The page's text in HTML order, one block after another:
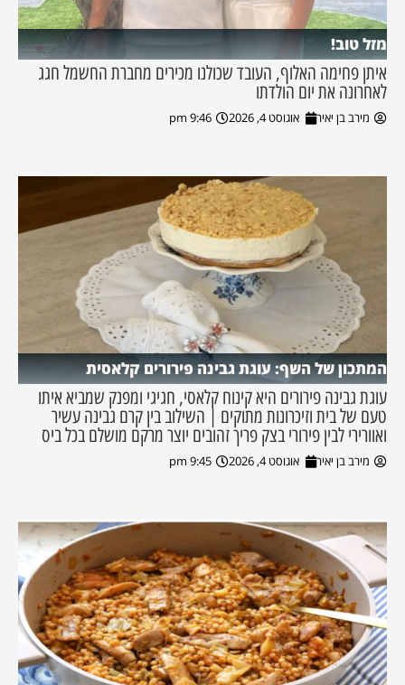
מזל טוב!
איתן פחימה האלוף, העובד שכולנו מכירים מחברת החשמל חגג
לאחרונה את יום הולדתו
מירב בן יאיר אוגוסט 4, 2026 9:46 pm
המתכון של השף: עוגת גבינה פירורים קלאסית
עוגת גבינה פירורים היא קינוח קלאסי, חגיגי ומפנק שמביא איתו
טעם של בית וזיכרונות מתוקים | השילוב בין קרם גבינה עשיר
ואוורירי לבין פירורי בצק פריך זהובים יוצר מרקם מושלם בכל ביס
מירב בן יאיר אוגוסט 4, 2026 9:45 pm